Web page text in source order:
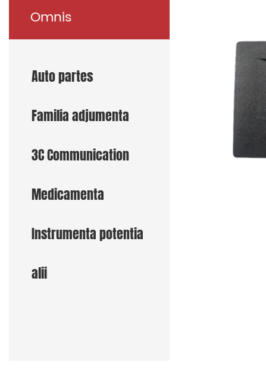
Omnis
Auto partes
Familia adjumenta
3C Communication
Medicamenta
Instrumenta potentia
alii